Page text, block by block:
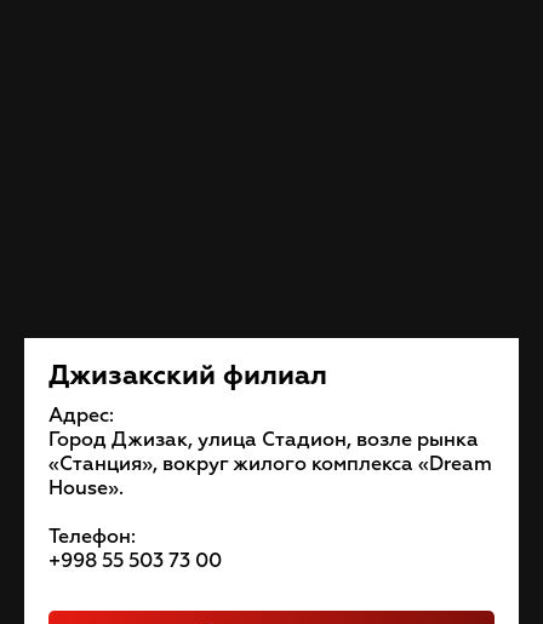
Джизакский филиал
Адрес:
Город Джизак, улица Стадион, возле рынка
«Станция», вокруг жилого комплекса «Dream
House».
Телефон:
+998 55 503 73 00